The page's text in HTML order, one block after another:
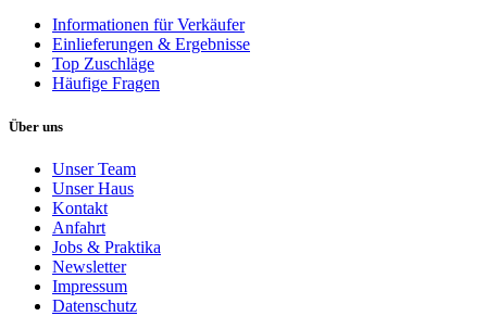
Informationen für Verkäufer
Einlieferungen & Ergebnisse
Top Zuschläge
Häufige Fragen
Über uns
Unser Team
Unser Haus
Kontakt
Anfahrt
Jobs & Praktika
Newsletter
Impressum
Datenschutz